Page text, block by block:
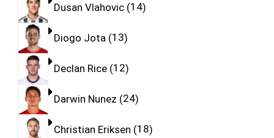
Dusan Vlahovic 14
Diogo Jota 13
Declan Rice 12
Darwin Nunez 24
Christian Eriksen 18